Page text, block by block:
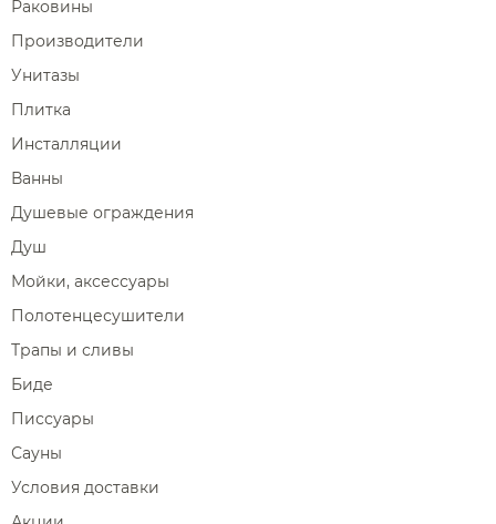
Раковины
Производители
Унитазы
Плитка
Инсталляции
Ванны
Душевые ограждения
Душ
Мойки, аксессуары
Полотенцесушители
Трапы и сливы
Биде
Писсуары
Сауны
Условия доставки